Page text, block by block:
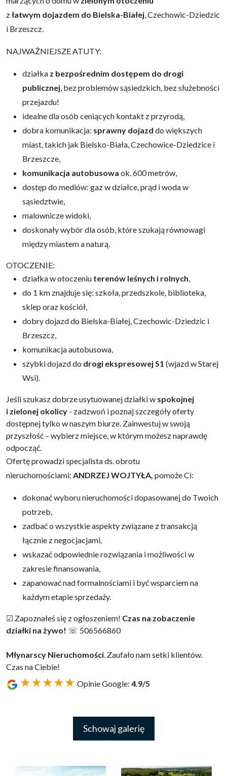
złatwym dojazdem do Bielska-Białej , Czechowic-Dziedzic
i Brzeszcz.
NAJWAŻNIEJSZE ATUTY:
działka z bezpośrednim dostępem do drogi
publicznej , bez problemów sąsiedzkich, bez służebności
przejazdu!
idealne dla osób ceniących kontakt z przyrodą,
dobra komunikacja: sprawny dojazd do większych
miast, takich jak Bielsko-Biała, Czechowice-Dziedzice i
Brzeszcze,
komunikacja autobusowa ok. 600 metrów,
dostęp do mediów: gaz w działce, prąd i woda w
sąsiedztwie,
malownicze widoki,
doskonały wybór dla osób, które szukają równowagi
między miastem a naturą.
OTOCZENIE:
działka w otoczeniu terenów leśnych i rolnych
do 1 km znajduje się: szkoła, przedszkole, biblioteka,
sklep oraz kościół,
dobry dojazd do Bielska-Białej, Czechowic-Dziedzic i
Brzeszcz,
komunikacja autobusowa,
szybki dojazd do drogi ekspresowej S1 (wjazd w Starej
Wsi).
Jeśli szukasz dobrze usytuowanej działki w spokojnej
i zielonej okolicy - zadzwoń i poznaj szczegóły oferty
dostępnej tylko w naszym biurze. Zainwestuj w swoją
przyszłość – wybierz miejsce, w którym możesz naprawdę
odpocząć.
Ofertę prowadzi specjalista ds. obrotu
nieruchomościami: ANDRZEJ WOJTYŁA, pomoże Ci:
dokonać wyboru nieruchomości dopasowanej do Twoich
potrzeb,
zadbać o wszystkie aspekty związane z transakcją
łącznie z negocjacjami,
wskazać odpowiednie rozwiązania i możliwości w
zakresie finansowania,
zapanować nad formalnościami i być wsparciem na
każdym etapie sprzedaży.
☑ Zapoznałeś się z ogłoszeniem! Czas na zobaczenie
działki na żywo! ☏ 506566860
Młynarscy Nieruchomości . Zaufało nam setki klientów.
Czas na Ciebie!
★★★★★ Opinie Google: 4.9/5
Schowaj galerię